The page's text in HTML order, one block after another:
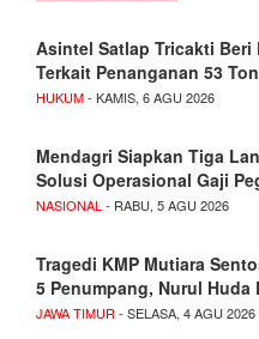
Asintel Satlap Tricakti Beri
Terkait Penanganan 53
HUKUM- KAMIS, 6 AGU 2026
Mendagri Siapkan Tiga
Solusi Operasional Gaji
NASIONAL- RABU, 5 AGU 2026
Tragedi KMP Mutiara
5 Penumpang, Nurul
JAWA TIMUR- SELASA, 4 AGU 2026